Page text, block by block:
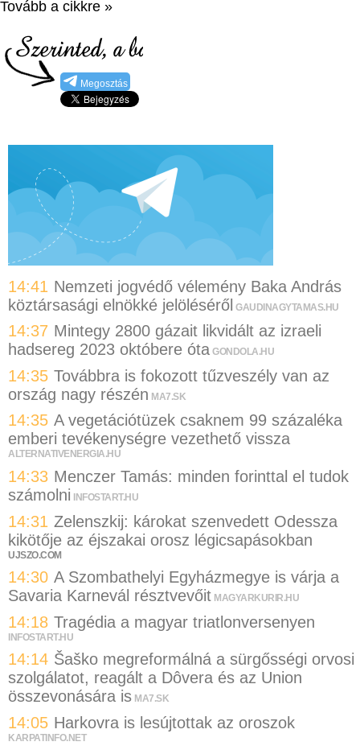
Tovább a cikkre »
Megosztás
14:41 Nemzeti jogvédő vélemény Baka András
köztársasági elnökké jelöléséről GAUDINAGYTAMAS.HU
14:37 Mintegy 2800 gázait likvidált az izraeli
hadsereg 2023 októbere óta GONDOLA.HU
14:35 Továbbra is fokozott tűzveszély van az
ország nagy részén MA7.SK
14:35 A vegetációtüzek csaknem 99 százaléka
emberi tevékenységre vezethető vissza
ALTERNATIVENERGIA.HU
14:33 Menczer Tamás: minden forinttal el tudok
számolni
INFOSTART.HU
14:31 Zelenszkij: károkat szenvedett Odessza
kikötője az éjszakai orosz légicsapásokban
UJSZO.COM
14:30 A Szombathelyi Egyházmegye is várja a
Savaria Karnevál résztvevőit MAGYARKURIR.HU
14:18 Tragédia a magyar triatlonversenyen
INFOSTART.HU
14:14 Šaško megreformálná a sürgősségi orvosi
szolgálatot, reagált a Dôvera és az Union
összevonására is MA7.SK
14:05 Harkovra is lesújtottak az oroszok
KARPATINFO.NET